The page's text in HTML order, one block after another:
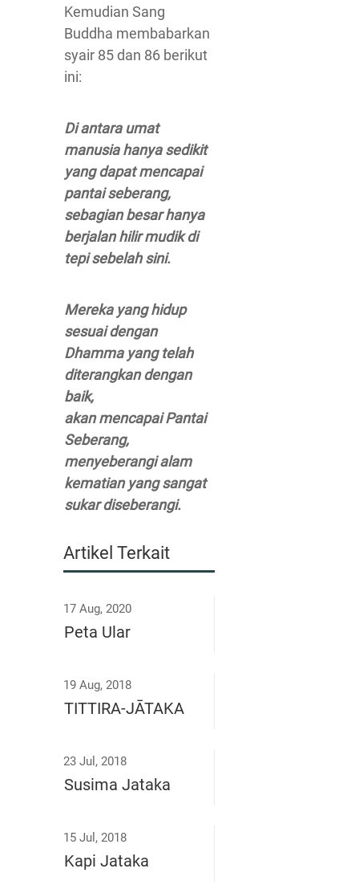
Kemudian Sang
Buddha membabarkan
syair 85 dan 86 berikut
ini:
Di antara umat
manusia hanya sedikit
yang dapat mencapai
pantai seberang,
sebagian besar hanya
berjalan hilir mudik di
tepi sebelah sini.
Mereka yang hidup
sesuai dengan
Dhamma yang telah
diterangkan dengan
baik,
akan mencapai Pantai
Seberang,
menyeberangi alam
kematian yang sangat
sukar diseberangi.
Artikel Terkait
17 Aug, 2020
Peta Ular
19 Aug, 2018
TITTIRA-JĀTAKA
23 Jul, 2018
Susima Jataka
15 Jul, 2018
Kapi Jataka